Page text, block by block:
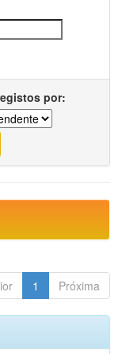
por:
1 Próxima